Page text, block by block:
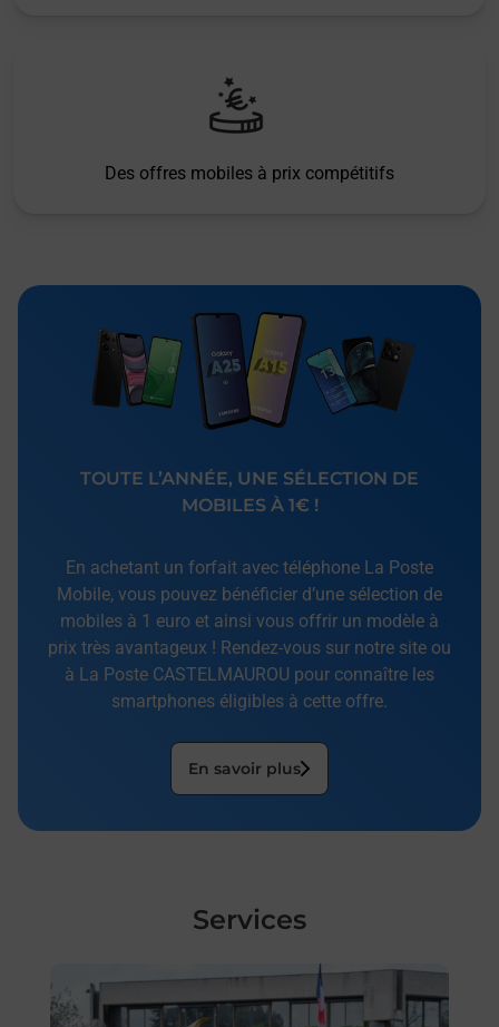
Des offres mobiles à prix compétitifs
TOUTE L’ANNÉE, UNE SÉLECTION DE
MOBILES À 1€ !
En achetant un forfait avec téléphone La Poste
Mobile, vous pouvez bénéficier d’une sélection de
mobiles à 1 euro et ainsi vous offrir un modèle à
prix très avantageux ! Rendez-vous sur notre site ou
à La Poste CASTELMAUROU pour connaître les
smartphones éligibles à cette offre.
En savoir plus
Services